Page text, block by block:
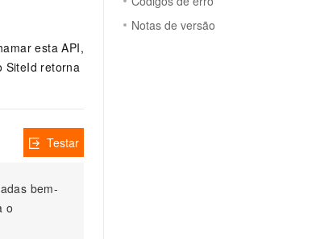
esta API,
SiteId retorna
bem-
o
Testar
Notas de versão